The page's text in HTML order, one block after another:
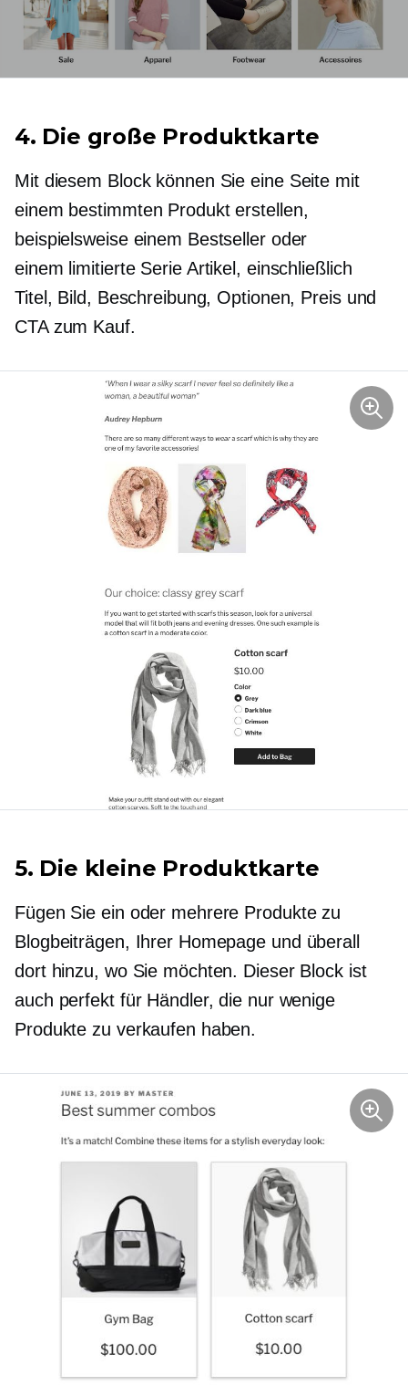
4. Die große Produktkarte
Mit diesem Block können Sie eine Seite mit
einem bestimmten Produkt erstellen,
beispielsweise einem Bestseller oder
einem limitierte SerieArtikel, einschließlich
Titel, Bild, Beschreibung, Optionen, Preis und
CTA zum Kauf.
5. Die kleine Produktkarte
Fügen Sie ein oder mehrere Produkte zu
Blogbeiträgen, Ihrer Homepage und überall
dort hinzu, wo Sie möchten. Dieser Block ist
auch perfekt für Händler, die nur wenige
Produkte zu verkaufen haben.